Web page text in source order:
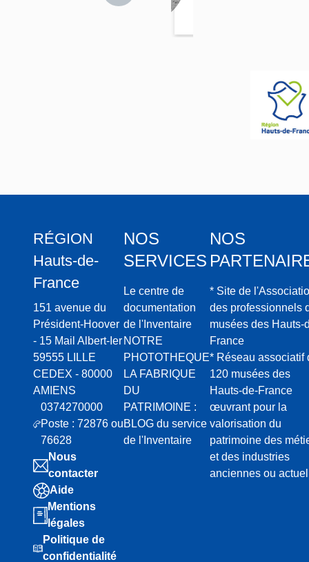
RÉGION
Hauts-de-
France
151 avenue du
Président-Hoover
- 15 Mail Albert-Ier
59555 LILLE
CEDEX - 80000
AMIENS
0374270000
Poste : 72876 ou
76628
Nous
contacter
Aide
Mentions
légales
Politique de
confidentialité
NOS
SERVICES
Le centre de
documentation
de l'Inventaire
NOTRE
PHOTOTHEQUE
LA FABRIQUE
DU
PATRIMOINE :
BLOG du service
de l'Inventaire
NOS
* Site de
des professionnels
musées des Hauts-
France
* Réseau associatif
120 musées des
Hauts-de-France
œuvrant pour la
valorisation du
patrimoine des
et des industries
anciennes ou